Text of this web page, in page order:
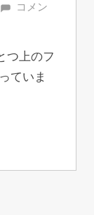
コメン
つ上のフ
ていま